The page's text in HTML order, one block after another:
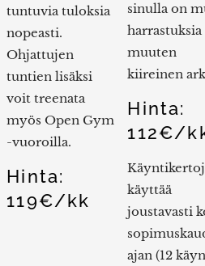
tuntuvia tuloksia
nopeasti.
Ohjattujen
tuntien lisäksi
voit treenata
myös Open Gym
-vuoroilla.
Hinta:
119€/kk
sinulla on
harrastuksia
muuten
kiireinen
Hinta:
112€/
käyttää
joustavasti
ajan (12